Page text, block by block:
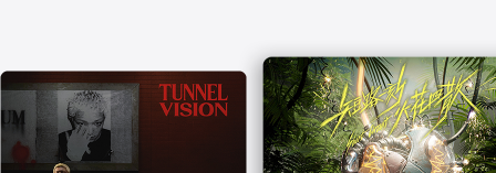
口
中
打
开)